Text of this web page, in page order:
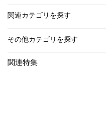
関連カテゴリを探す
その他カテゴリを探す
関連特集